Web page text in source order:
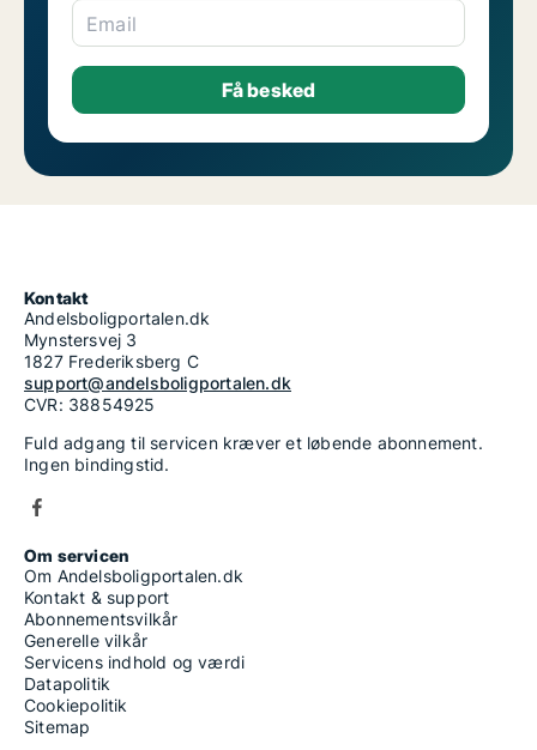
Email
Kontakt
Andelsboligportalen.dk
Mynstersvej 3
1827 Frederiksberg C
support@andelsboligportalen.dk
CVR: 38854925
Fuld adgang til servicen kræver et løbende abonnement.
Ingen bindingstid.
Om servicen
Om Andelsboligportalen.dk
Kontakt & support
Abonnementsvilkår
Generelle vilkår
Servicens indhold og værdi
Datapolitik
Cookiepolitik
Sitemap